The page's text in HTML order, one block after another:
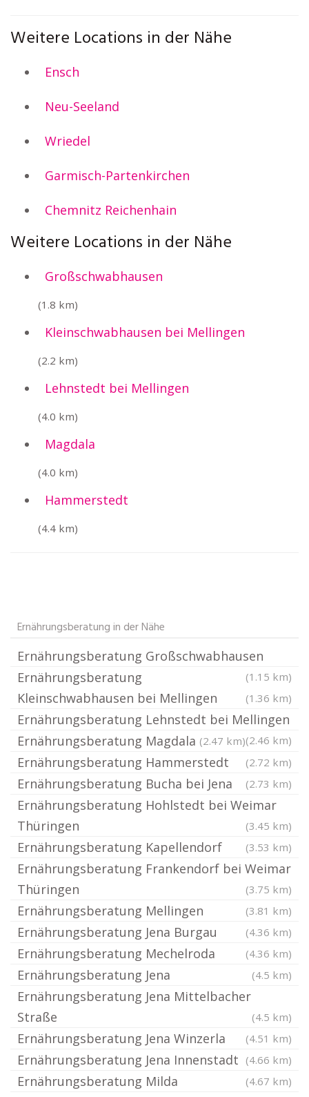
Weitere Locations in der Nähe
Ensch
Neu-Seeland
Wriedel
Garmisch-Partenkirchen
Chemnitz Reichenhain
Weitere Locations in der Nähe
Großschwabhausen
(1.8 km)
Kleinschwabhausen bei Mellingen
(2.2 km)
Lehnstedt bei Mellingen
(4.0 km)
Magdala
(4.0 km)
Hammerstedt
(4.4 km)
Ernährungsberatung in der Nähe
Ernährungsberatung Großschwabhausen
(1.15 km)
Ernährungsberatung
Kleinschwabhausen bei Mellingen
(1.36 km)
Ernährungsberatung Lehnstedt bei Mellingen
(2.46 km)
Ernährungsberatung Magdala (2.47 km)
Ernährungsberatung Hammerstedt (2.72 km)
Ernährungsberatung Bucha bei Jena (2.73 km)
Ernährungsberatung Hohlstedt bei Weimar
Thüringen
(3.45 km)
Ernährungsberatung Kapellendorf (3.53 km)
Ernährungsberatung Frankendorf bei Weimar
Thüringen
(3.75 km)
Ernährungsberatung Mellingen (3.81 km)
Ernährungsberatung Jena Burgau (4.36 km)
Ernährungsberatung Mechelroda (4.36 km)
Ernährungsberatung Jena (4.5 km)
Ernährungsberatung Jena Mittelbacher
Straße
(4.5 km)
Ernährungsberatung Jena Winzerla (4.51 km)
Ernährungsberatung Jena Innenstadt (4.66 km)
Ernährungsberatung Milda (4.67 km)